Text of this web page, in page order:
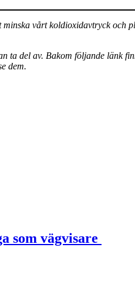
vårt koldioxidavtryck och
ta del av. Bakom följande länk
dem.
som vägvisare